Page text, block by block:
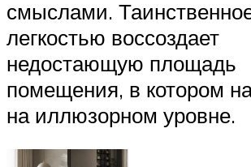
смыслами.
легкостью воссоздает
недостающую площадь
помещения, в котором
на иллюзорном уровне.